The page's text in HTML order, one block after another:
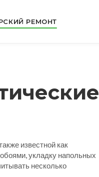
РЕМОНТ
известной как
укладку напольных
несколько